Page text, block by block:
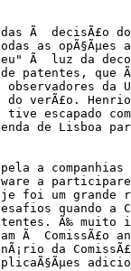
Ã  decisÃ£o
as opÃ§Ãµes
Ã  luz da
patentes, que
da
do verÃ£o.
escapado
de Lisboa
a
a
foi um grande
quando a
Ã‰ muito
Ã
da